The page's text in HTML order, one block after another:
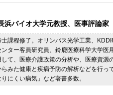
浜バイオ大学元教授、医事評論家
課程修了。オリンパス光学工業、
ター客員研究員、鈴鹿医療科学大学医
て、医療介護政策の分析や、医療資源
みた健康と疾病予防の解析などを行っ
にくい病気」など著書多数。